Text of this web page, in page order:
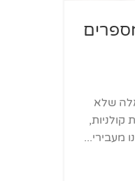
שלא
קולניות,
מעבירי...